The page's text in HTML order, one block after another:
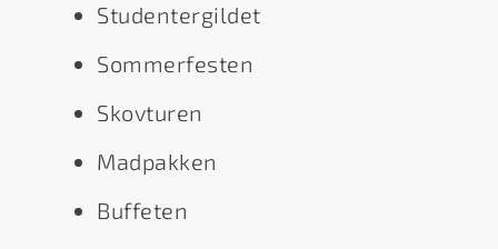
Studentergildet
Sommerfesten
Skovturen
Madpakken
Buffeten